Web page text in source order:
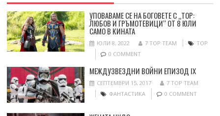
УПОВАВАМЕ СЕ НА БОГОВЕТЕ С „ТОР:
ЛЮБОВ И ГРЪМОТЕВИЦИ“ ОТ 8 ЮЛИ
САМО В КИНАТА
ЮЛИ 8, 2022 7 TOP TEAM
ТОР
0 COMMENT
МЕЖДУЗВЕЗДНИ ВОЙНИ ЕПИЗОД IX
СЕПТЕМВРИ 15, 2017
7 TOP TEAM
ФАНТАСТИКА
0 COMMENT